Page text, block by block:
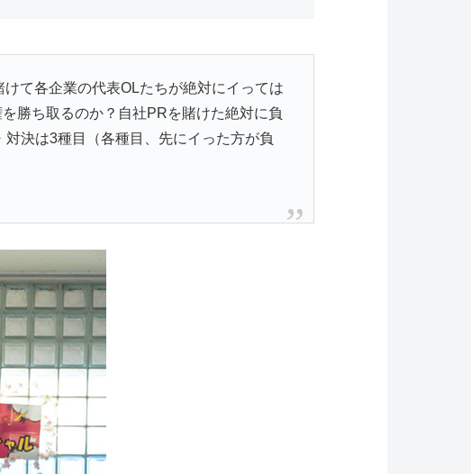
て各企業の代表OLたちが絶対にイっては
勝ち取るのか？自社PRを賭けた絶対に負
決は3種目（各種目、先にイった方が負